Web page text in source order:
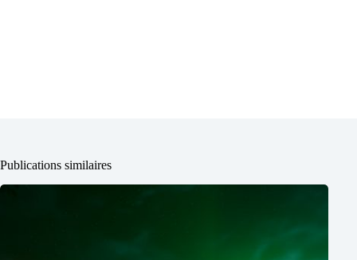
Publications similaires